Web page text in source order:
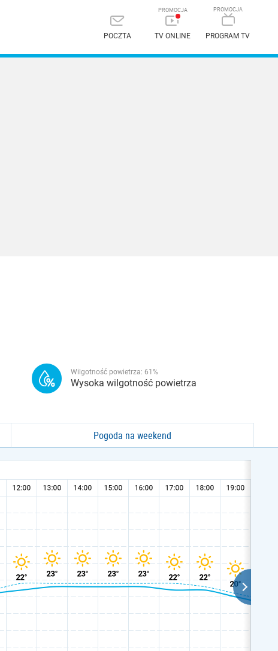
POCZTA TV ONLINE PROGRAM TV
Wilgotność powietrza: 61 %
Wysoka wilgotność powietrza
Pogoda na weekend